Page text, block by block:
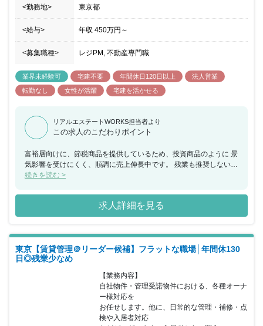
式会社モリモトです。 そのグループ会社として1988年に設立され
快適にすることを目指しています。 ■事業内容: ・マンション・ビル
・マンションの修繕業務(建物設備の診断・設計監理・ 長期修繕計
画) ・マンション・ビルの賃貸管理業務 ・住宅関連商品の紹介・代
理店業務 ・損害保険代理店業務 ■事業特徴: 人気の高い城南、横
浜、川崎を中心にマンション管理を 展開しています。 高品質な住
環境にこだわるモリモトグループの管理会社として、 信頼感のある
す。 夏期休暇は5日間取得を推奨し、休日と組み合わせると 最大9
日連続の休日が取得可能のため、プライベートな 時間も充実させる
<勤務地> 東京都
<給与> 年収 450万円 ～
<募集職種> レジPM, 不動産専門職
業界未経験可 宅建不要 年間休日120日以上
法人営業
転勤なし
女性が活躍 宅建を活かせる
リアルエステートWORKS担当者より
この求人のこだわりポイント
富裕層向けに、節税商品を提供しているため、投資商品のように 景
気影響を受けにくく、順調に売上伸長中です。 残業も推奨しないた
め、働きやすい環境です。 （全社平均：9時間/月の残業時間※昨年
っており、残業を推奨しない社風のため長期的に 働きやすい環境で
す。業界特有のインセンティブ制度もあえて 採用せず、チーム組織
全体で売上をあげていくことで、 健全な組織形成を実現していま
す。 全社的に、中途入社の方が多く、フラットに意見を言える 環
境です。同社では、土地の仕入れ～設計・施工管理などを 一気通貫
で行っている点が特徴です。 代表による三方良しの考え方を大切に
続きを読む >
求人詳細を見る
東京【賃貸管理＠リーダー候補】フラットな職場│年間休130
日◎残業少なめ
【業務内容】
自社物件・管理受諾物件における、各種オーナ
ー様対応を
お任せします。他に、日常的な管理・補修・点
検や入居者対応